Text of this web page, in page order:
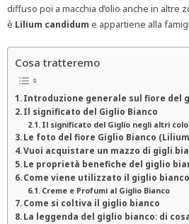
diffuso poi a macchia d’olio anche in altre
è Lilium candidum e appartiene alla
Cosa tratteremo
Introduzione generale sul fiore del
Il significato del Giglio Bianco
Il significato del Giglio negli altri
Le foto del fiore Giglio Bianco
Vuoi acquistare un mazzo di gigli
Le proprietà benefiche del giglio
Come viene utilizzato il giglio bianco
Creme e Profumi al Giglio Bianco
Come si coltiva il giglio bianco
La leggenda del giglio bianco: di